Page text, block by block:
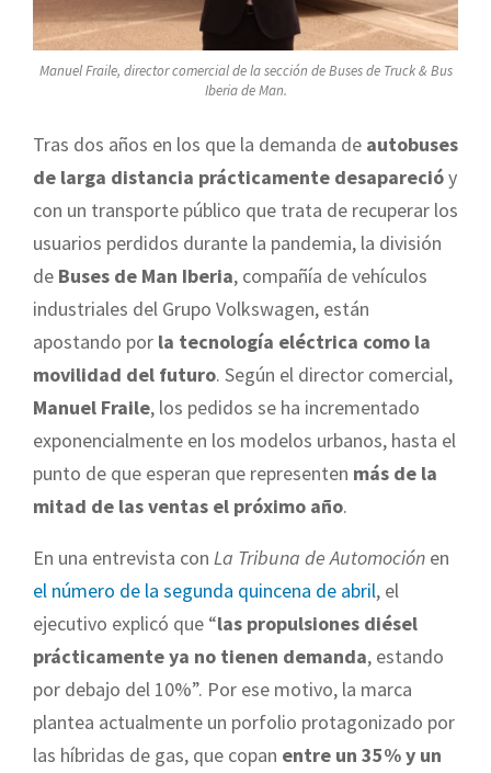
Manuel Fraile, director comercial de la sección de Buses de Truck & Bus
Iberia de Man.
Tras dos años en los que la demanda de autobuses
de larga distancia prácticamente desaparecióy
con un transporte público que trata de recuperar los
usuarios perdidos durante la pandemia, la división
de Buses de Man Iberia, compañía de vehículos
industriales del Grupo Volkswagen, están
apostando por la tecnología eléctrica como la
movilidad del futuro. Según el director comercial,
Manuel Fraile, los pedidos se ha incrementado
exponencialmente en los modelos urbanos, hasta el
punto de que esperan que representen más de la
mitad de las ventas el próximo año.
En una entrevista con La Tribuna de Automoción en
el número de la segunda quincena de abril, el
ejecutivo explicó que “las propulsiones diésel
prácticamente ya no tienen demanda, estando
por debajo del 10%”. Por ese motivo, la marca
plantea actualmente un porfolio protagonizado por
las híbridas de gas, que copan entre un 35% y un